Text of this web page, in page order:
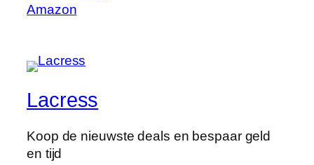
Amazon
Lacress
Koop de nieuwste deals en bespaar geld
en tijd